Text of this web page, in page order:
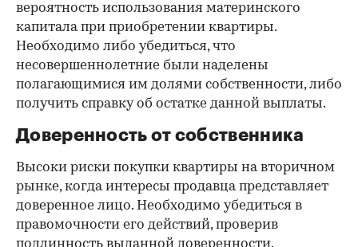
вероятность использования материнского
капитала при приобретении квартиры.
Необходимо либо убедиться, что
несовершеннолетние были наделены
полагающимися им долями собственности, либо
получить справку об остатке данной выплаты.
Доверенность от собственника
Высоки риски покупки квартиры на вторичном
рынке, когда интересы продавца представляет
доверенное лицо. Необходимо убедиться в
правомочности его действий, проверив
подлинность выданной доверенности.